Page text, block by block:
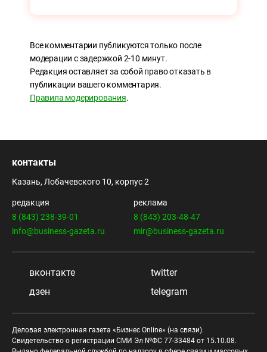
Все комментарии публикуются только после
модерации с задержкой 2-10 минут.
Редакция оставляет за собой право отказать в
публикации вашего комментария.
Правила модерирования.
контакты
Казань, Лобачевского 10, корпус 2
редакция
8 (843) 238-39-01
info@business-gazeta.ru
реклама
8 (843) 203-48-47
mir@business-gazeta.ru
вконтакте
twitter
дзен
telegram
Деловая электронная газета «Бизнес Online» (на связи).
Свидетельство о регистрации СМИ Эл №ФС 77-33484 от 15.10.08.